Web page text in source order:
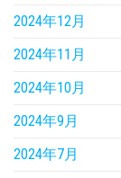
2024年12月
2024年11月
2024年10月
2024年9月
2024年7月